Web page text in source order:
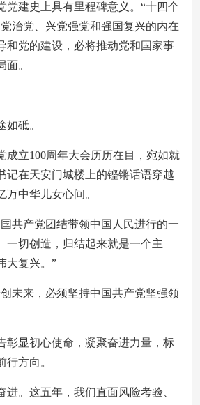
党建史上具有里程碑意义。“十四个
治党、兴党强党和强国复兴的内在
和党的建设，必将推动党和国家事
面。
如砥。
成立100周年大会历历在目，宛如就
记在天安门城楼上的铿锵话语穿越
万中华儿女心间。
共产党团结带领中国人民进行的一
一切创造，归结起来就是一个主
大复兴。”
未来，必须坚持中国共产党坚强领
彰显初心使命，凝聚奋进力量，标
行方向。
进。这五年，我们直面风险考验、